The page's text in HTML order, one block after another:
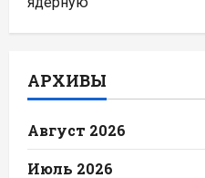
АРХИВЫ
Август 2026
Июль 2026